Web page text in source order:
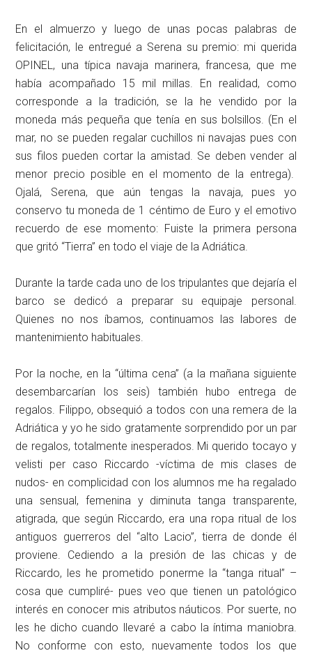
En el almuerzo y luego de unas pocas palabras de
felicitación, le entregué a Serena su premio: mi querida
OPINEL, una típica navaja marinera, francesa, que me
había acompañado 15 mil millas. En realidad, como
corresponde a la tradición, se la he vendido por la
moneda más pequeña que tenía en sus bolsillos. (En el
mar, no se pueden regalar cuchillos ni navajas pues con
sus filos pueden cortar la amistad. Se deben vender al
menor precio posible en el momento de la entrega).
Ojalá, Serena, que aún tengas la navaja, pues yo
conservo tu moneda de 1 céntimo de Euro y el emotivo
recuerdo de ese momento: Fuiste la primera persona
que gritó “Tierra” en todo el viaje de la Adriática.
Durante la tarde cada uno de los tripulantes que dejaría el
barco se dedicó a preparar su equipaje personal.
Quienes no nos íbamos, continuamos las labores de
mantenimiento habituales.
Por la noche, en la “última cena” (a la mañana siguiente
desembarcarían los seis) también hubo entrega de
regalos. Filippo, obsequió a todos con una remera de la
Adriática y yo he sido gratamente sorprendido por un par
de regalos, totalmente inesperados. Mi querido tocayo y
velisti per caso Riccardo -víctima de mis clases de
nudos- en complicidad con los alumnos me ha regalado
una sensual, femenina y diminuta tanga transparente,
atigrada, que según Riccardo, era una ropa ritual de los
antiguos guerreros del “alto Lacio”, tierra de donde él
proviene. Cediendo a la presión de las chicas y de
Riccardo, les he prometido ponerme la “tanga ritual” –
cosa que cumpliré- pues veo que tienen un patológico
interés en conocer mis atributos náuticos. Por suerte, no
les he dicho cuando llevaré a cabo la íntima maniobra.
No conforme con esto, nuevamente todos los que